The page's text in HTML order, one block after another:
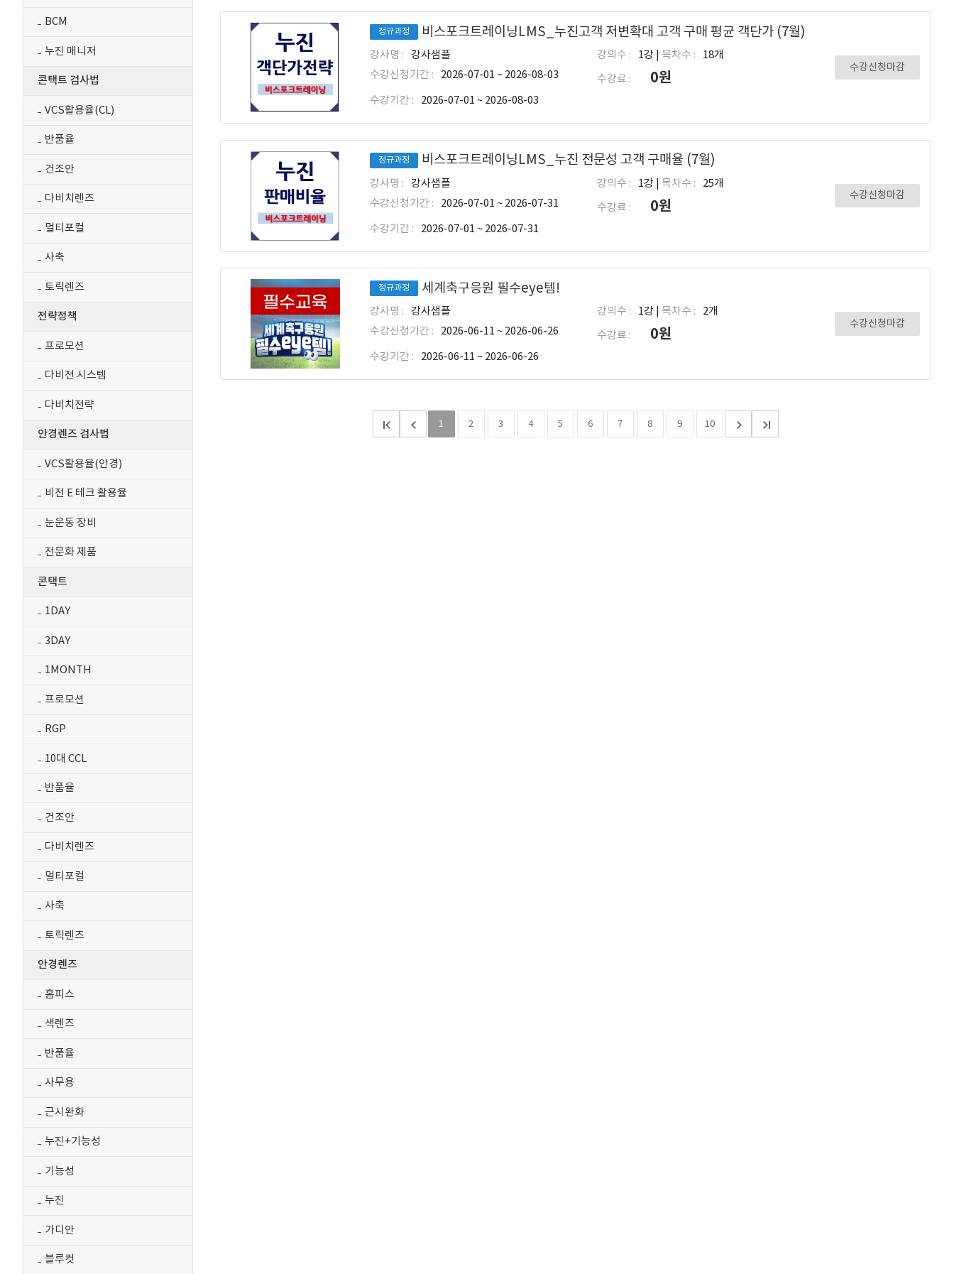
BCM
누진 매니저
콘택트 검사법
VCS활용율(CL)
반품율
건조안
다비치렌즈
멀티포컬
사축
토릭렌즈
전략정책
프로모션
다비전 시스템
다비치전략
안경렌즈 검사법
VCS활용율(안경)
비전 E 테크 활용율
눈운동 장비
전문화 제품
콘택트
1DAY
3DAY
1MONTH
프로모션
RGP
10대 CCL
반품율
건조안
다비치렌즈
멀티포컬
사축
토릭렌즈
안경렌즈
홈피스
색렌즈
반품율
사무용
근시완화
누진+기능성
기능성
누진
가디안
블루컷
정규과정 비스포크트레이닝LMS_누진고객 저변확대 고객 구매 평균 객단가 (7월)
강사명 : 강사샘플 강의수 : 1강 | 목차수 :
18개
수강신청기간 :
2026-07-01 ~ 2026-08-03 수강료 : 0원
수강기간 : 2026-07-01 ~ 2026-08-03
수강신청마감
정규과정 비스포크트레이닝LMS_누진 전문성 고객 구매율 (7월)
강사명 : 강사샘플 강의수 : 1강 | 목차수 :
25개
수강신청기간 :
2026-07-01 ~ 2026-07-31 수강료 : 0원
수강기간 : 2026-07-01 ~ 2026-07-31
수강신청마감
정규과정 세계축구응원 필수eye템!
강사명 : 강사샘플 강의수 : 1강 | 목차수 :
2개
수강신청기간 :
2026-06-11 ~ 2026-06-26 수강료 : 0원
수강기간 : 2026-06-11 ~ 2026-06-26
수강신청마감
1 2 3 4 5 6 7 8 9 10